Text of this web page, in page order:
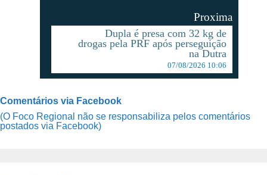
Proxima
Dupla é presa com 32 kg de
drogas pela PRF após perseguição
na Dutra
07/08/2026 10:06
Comentários via Facebook
(O Foco Regional não se responsabiliza pelos comentários
postados via Facebook)